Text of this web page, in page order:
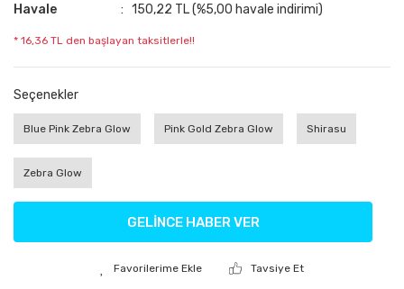
Havale 150,22 TL (%5,00 havale indirimi)
* 16,36 TL den başlayan taksitlerle!!
Seçenekler
Blue Pink Zebra Glow Pink Gold Zebra Glow Shirasu
Zebra Glow
GELİNCE HABER VER
Tavsiye Et